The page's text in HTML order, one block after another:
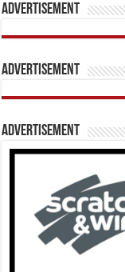
Advertisement
Advertisement
Advertisement